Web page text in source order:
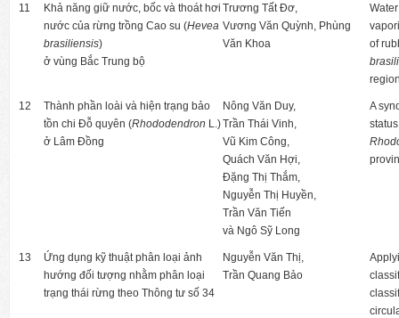
11
Khả năng giữ nước, bốc và thoát hơi
nước của rừng trồng Cao su (Hevea
brasiliensis)
ở vùng Bắc Trung bộ
Trương Tất Đơ,
Vương Văn Quỳnh, Phùng
Văn Khoa
of
12
Thành phần loài và hiện trạng bảo
tồn chi Đỗ quyên (Rhododendron L.)
ở Lâm Đồng
Nông Văn Duy,
Trần Thái Vinh,
Vũ Kim Công,
Quách Văn Hợi,
Đặng Thị Thắm,
Nguyễn Thị Huyền,
Trần Văn Tiến
và Ngô Sỹ Long
A
13
Ứng dụng kỹ thuật phân loại ảnh
hướng đối tượng nhằm phân loại
trạng thái rừng theo Thông tư số 34
Nguyễn Văn Thị,
Trần Quang Bảo